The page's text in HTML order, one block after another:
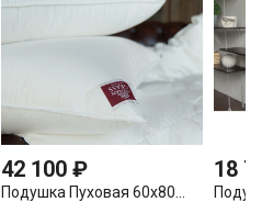
42 100 ₽
Подушка Пуховая 60х80...
18